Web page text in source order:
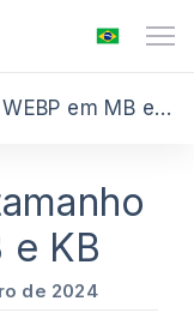
Reduza o tamanho de WEBP em MB e KB
e KB
de 2024